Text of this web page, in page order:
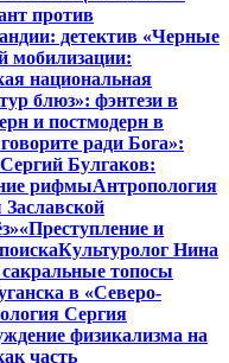
против
детектив «Черные
мобилизации:
национальная
блюз»: фэнтези в
и постмодерн в
ради Бога»:
Сергий Булгаков:
рифмыАнтропология
«Преступление и
Культуролог Нина
топосы
в «Северо-
Сергия
физикализма на
часть